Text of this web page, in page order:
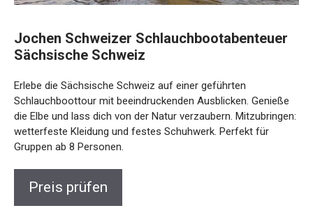
Jochen Schweizer Schlauchbootabenteuer
Sächsische Schweiz
Erlebe die Sächsische Schweiz auf einer geführten
Schlauchboottour mit beeindruckenden Ausblicken. Genieße
die Elbe und lass dich von der Natur verzaubern. Mitzubringen:
wetterfeste Kleidung und festes Schuhwerk. Perfekt für
Gruppen ab 8 Personen.
Preis prüfen